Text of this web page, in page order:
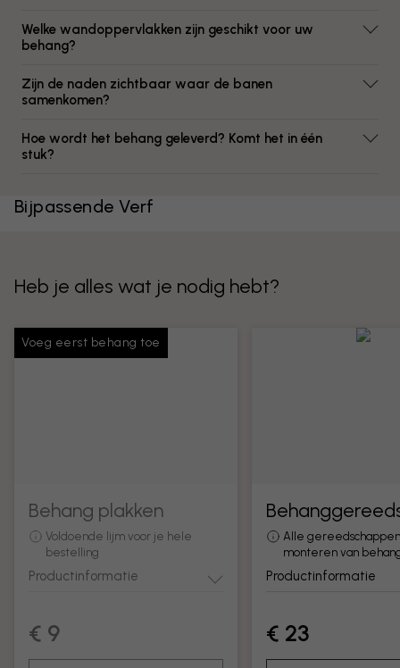
Welke wandoppervlakken zijn geschikt voor uw
behang?
Zijn de naden zichtbaar waar de banen
samenkomen?
Hoe wordt het behang geleverd? Komt het in één
stuk?
Bijpassende Verf
Heb je alles wat je nodig hebt?
Voeg eerst behang toe
Behang plakken
Voldoende lijm voor je hele
bestelling
Productinformatie
€ 9
Alle
monteren van
Productinformatie
€ 23